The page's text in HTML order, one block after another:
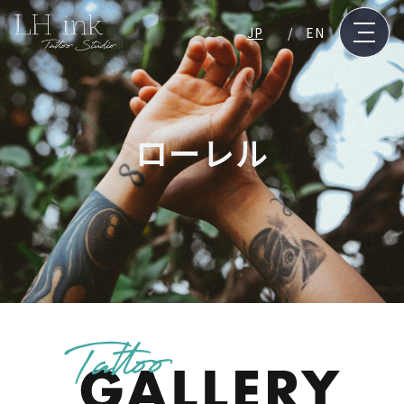
JP EN
ローレル